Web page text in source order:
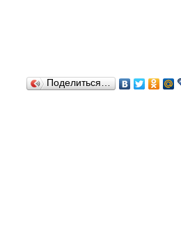
Поделиться…